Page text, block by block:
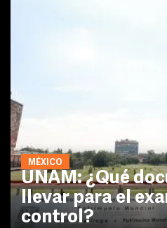
MÉXICO
UNAM: ¿Qué
llevar para el
control?